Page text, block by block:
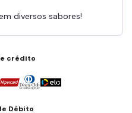
diversos sabores!
crédito
Débito